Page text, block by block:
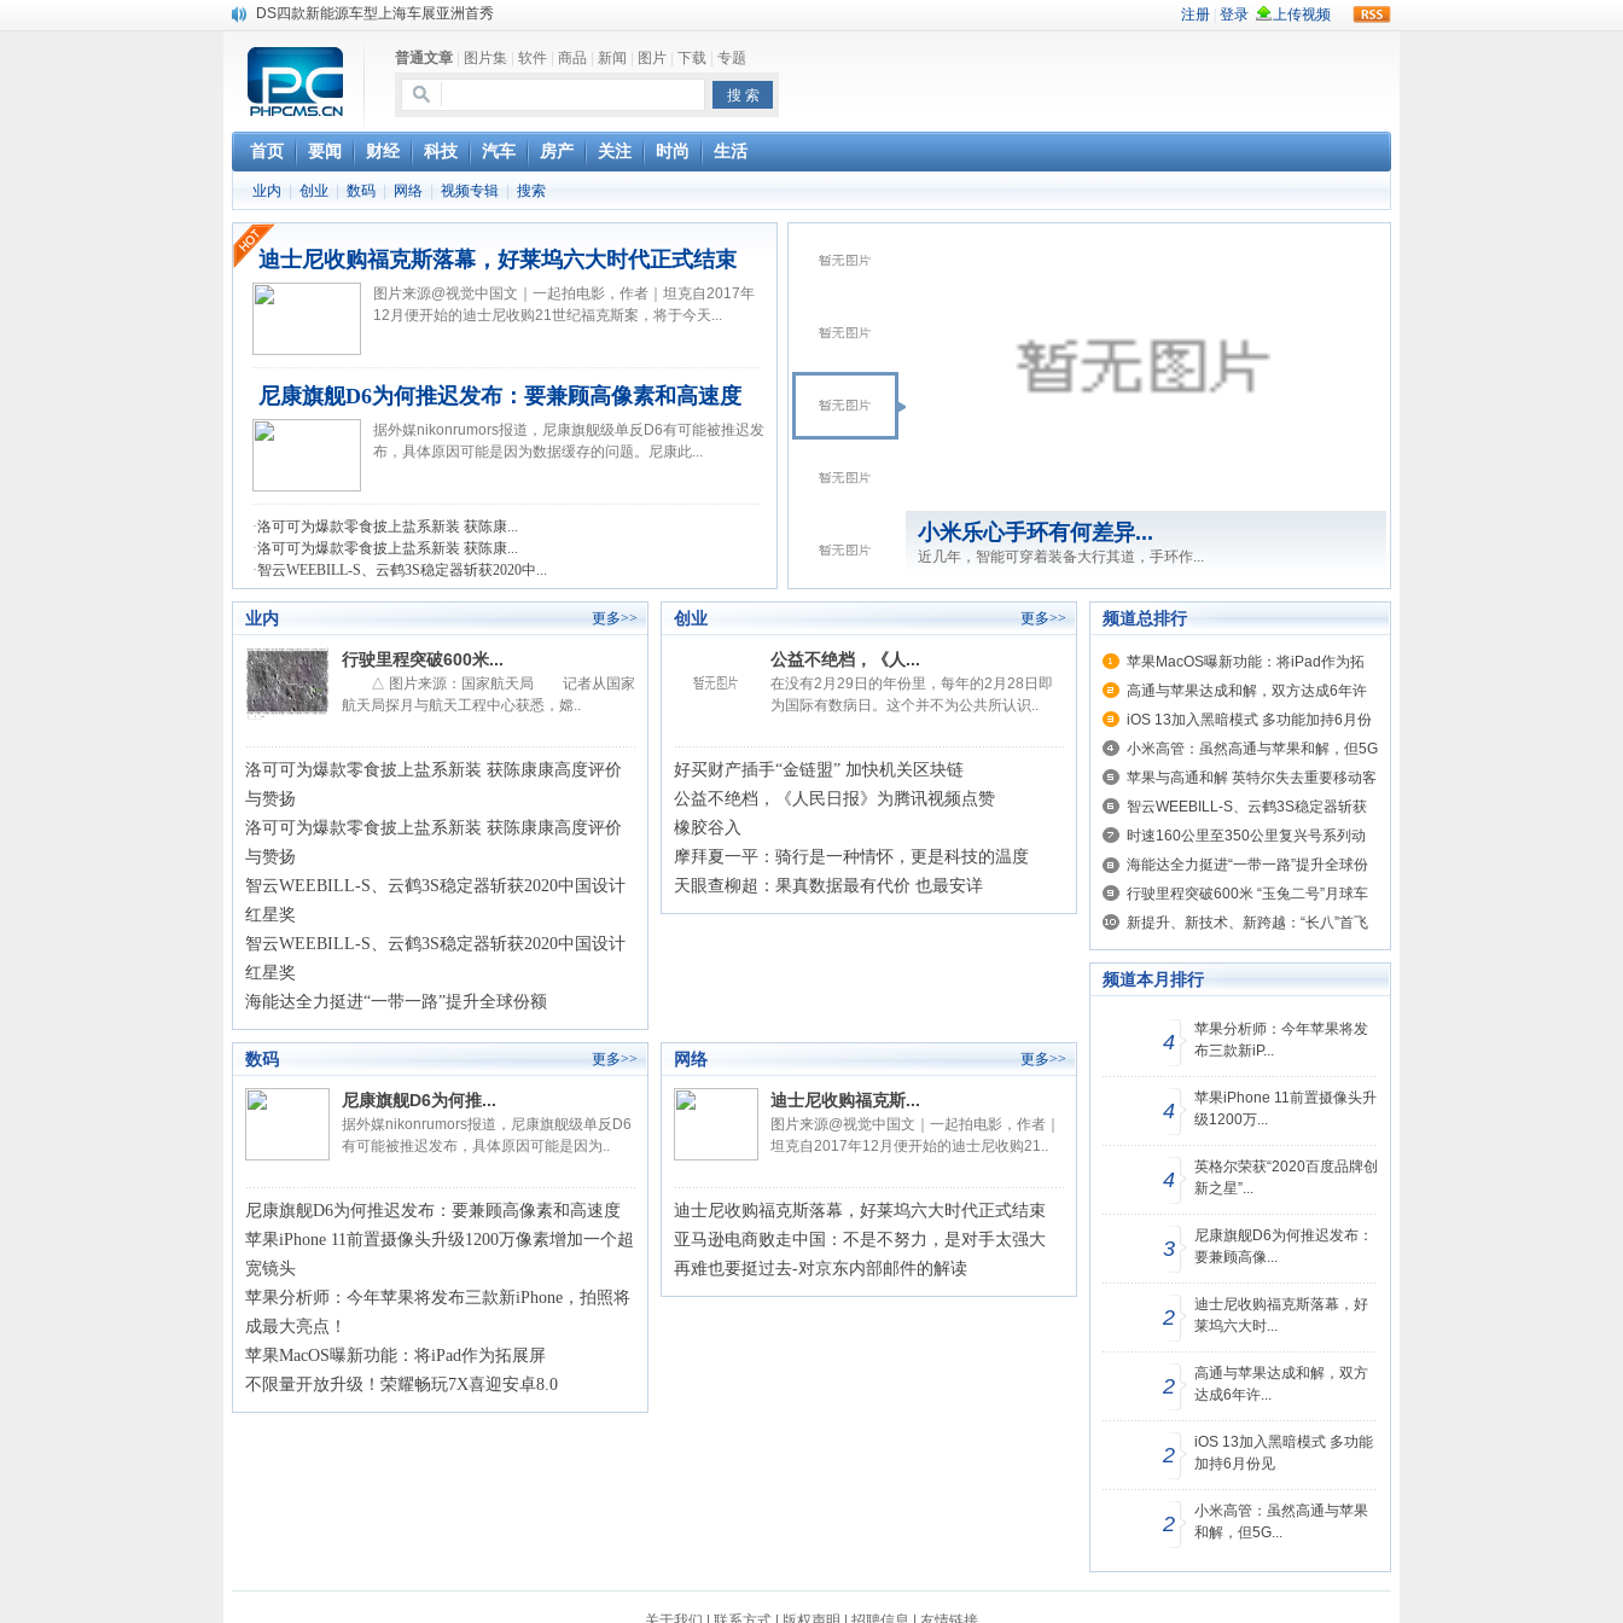
DS四款新能源车型上海车展亚洲首秀
小米高管：虽然高通与苹果和解，但5G iPhone最快明年下半年发布
iOS 13加入黑暗模式 多功能加持6月份见
高通与苹果达成和解，双方达成6年许可协议
巴黎圣母院大火肆虐，人类文明的一场浩劫
奔驰维权女车主捅出了一个最大的瓜
苹果MacOS曝新功能：将iPad作为拓展屏
普通文章 图片集 软件 商品 新闻 图片 下载 专题
首页 要闻 财经 科技 汽车 房产 关注 时尚 生活
业内 创业 数码 网络 视频专辑 搜索
迪士尼收购福克斯落幕，好莱坞六大时代正式结束
图片来源@视觉中国文｜一起拍电影，作者｜坦克自2017年
12月便开始的迪士尼收购21世纪福克斯案，将于今天...
尼康旗舰D6为何推迟发布：要兼顾高像素和高速度
据外媒nikonrumors报道，尼康旗舰级单反D6有可能被推迟发
布，具体原因可能是因为数据缓存的问题。尼康此...
·洛可可为爆款零食披上盐系新装 获陈康...
·洛可可为爆款零食披上盐系新装 获陈康...
·智云WEEBILL-S、云鹤3S稳定器斩获2020中...
小米乐心手环有何差异...
近几年，智能可穿着装备大行其道，手环作...
业内 更多>>
行驶里程突破600米...
△ 图片来源：国家航天局 记者从国家
航天局探月与航天工程中心获悉，嫦..
洛可可为爆款零食披上盐系新装 获陈康康高度评价
与赞扬
洛可可为爆款零食披上盐系新装 获陈康康高度评价
与赞扬
智云WEEBILL-S、云鹤3S稳定器斩获2020中国设计
红星奖
智云WEEBILL-S、云鹤3S稳定器斩获2020中国设计
红星奖
海能达全力挺进“一带一路”提升全球份额
创业 更多>>
公益不绝档，《人...
在没有2月29日的年份里，每年的2月28日即
为国际有数病日。这个并不为公共所认识..
好买财产插手“金链盟” 加快机关区块链
公益不绝档，《人民日报》为腾讯视频点赞
橡胶谷入
摩拜夏一平：骑行是一种情怀，更是科技的温度
天眼查柳超：果真数据最有代价 也最安详
数码 更多>>
尼康旗舰D6为何推...
据外媒nikonrumors报道，尼康旗舰级单反D6
有可能被推迟发布，具体原因可能是因为..
尼康旗舰D6为何推迟发布：要兼顾高像素和高速度
苹果iPhone 11前置摄像头升级1200万像素增加一个超
宽镜头
苹果分析师：今年苹果将发布三款新iPhone，拍照将
成最大亮点！
苹果MacOS曝新功能：将iPad作为拓展屏
不限量开放升级！荣耀畅玩7X喜迎安卓8.0
网络 更多>>
迪士尼收购福克斯...
图片来源@视觉中国文｜一起拍电影，作者｜
坦克自2017年12月便开始的迪士尼收购21..
迪士尼收购福克斯落幕，好莱坞六大时代正式结束
亚马逊电商败走中国：不是不努力，是对手太强大
再难也要挺过去-对京东内部邮件的解读
频道总排行
苹果MacOS曝新功能：将iPad作为拓
展屏
高通与苹果达成和解，双方达成6年许
可协议
iOS 13加入黑暗模式 多功能加持6月份
见
小米高管：虽然高通与苹果和解，但5G
iPhone最快明年下半年发布
苹果与高通和解 英特尔失去重要移动客
户
智云WEEBILL-S、云鹤3S稳定器斩获
2020中国设计红星奖
时速160公里至350公里复兴号系列动
车组全部投用
海能达全力挺进“一带一路”提升全球份
额
行驶里程突破600米 “玉兔二号”月球车
完成第25月昼工作
新提升、新技术、新跨越：“长八”首飞
填补中国火箭能力空白
频道本月排行
4
苹果分析师：今年苹果将发
布三款新iP...
4
苹果iPhone 11前置摄像头升
级1200万...
4
英格尔荣获“2020百度品牌创
新之星”...
3
尼康旗舰D6为何推迟发布：
要兼顾高像...
2
迪士尼收购福克斯落幕，好
莱坞六大时...
2
高通与苹果达成和解，双方
达成6年许...
2
iOS 13加入黑暗模式 多功能
加持6月份见
2
小米高管：虽然高通与苹果
和解，但5G...